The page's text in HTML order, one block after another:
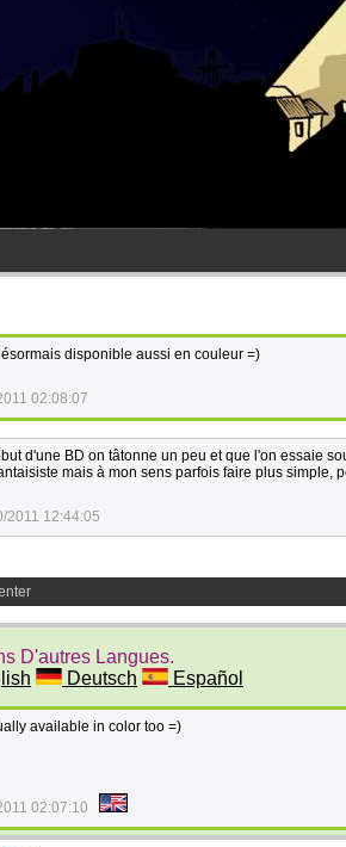
disponible aussi en couleur =)
02:08:07
d'une BD on tâtonne un peu et que l'on essaie
mais à mon sens parfois faire plus simple,
2011 12:44:05
D'autres Langues.
Deutsch Español
available in color too =)
02:07:10